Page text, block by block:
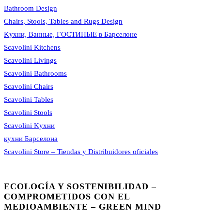
Bathroom Design
Chairs, Stools, Tables and Rugs Design
Kухни, Ванные, ГОСТИНЫЕ в Барселоне
Scavolini Kitchens
Scavolini Livings
Scavolini Bathrooms
Scavolini Chairs
Scavolini Tables
Scavolini Stools
Scavolini Kухни
кухни Барселона
Scavolini Store – Tiendas y Distribuidores oficiales
ECOLOGÍA Y SOSTENIBILIDAD –
COMPROMETIDOS CON EL
MEDIOAMBIENTE – GREEN MIND